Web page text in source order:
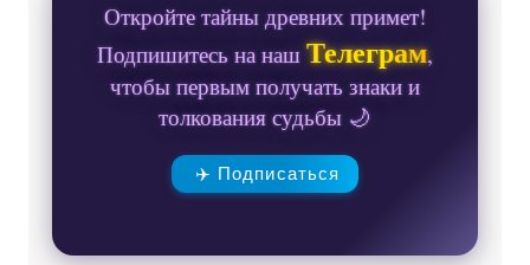
Откройте тайны древних примет!
Подпишитесь на нашТелеграм,
чтобы первым получать знаки и
толкования судьбы 🌙
✈️ Подписаться